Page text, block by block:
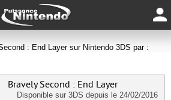
: End Layer sur Nintendo 3DS par :
Bravely Second : End Layer
Disponible sur 3DS depuis le 24/02/2016